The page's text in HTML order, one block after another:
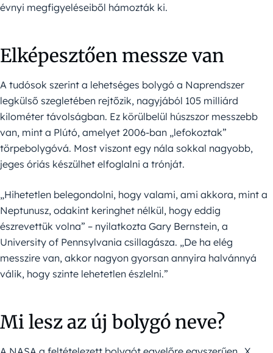
évnyi megfigyeléseiből hámozták ki.
Elképesztően messze van
A tudósok szerint a lehetséges bolygó a Naprendszer
legkülső szegletében rejtőzik, nagyjából 105 milliárd
kilométer távolságban. Ez körülbelül húszszor messzebb
van, mint a Plútó, amelyet 2006-ban „lefokoztak”
törpebolygóvá. Most viszont egy nála sokkal nagyobb,
jeges óriás készülhet elfoglalni a trónját.
„Hihetetlen belegondolni, hogy valami, ami akkora, mint a
Neptunusz, odakint keringhet nélkül, hogy eddig
észrevettük volna” – nyilatkozta Gary Bernstein, a
University of Pennsylvania csillagásza. „De ha elég
messzire van, akkor nagyon gyorsan annyira halvánnyá
válik, hogy szinte lehetetlen észlelni.”
Mi lesz az új bolygó neve?